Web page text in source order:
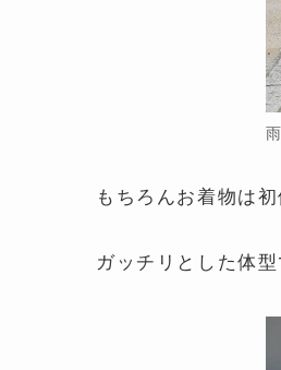
もちろんお着物は
ガッチリとした体